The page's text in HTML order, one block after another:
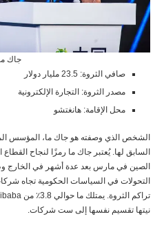
جاك
صافي الثروة: 23.5 مليار دولار
مصدر الثروة: التجارة الإلكترونية
محل الإقامة: هانغتشو
السابق لها. يُعتبر جاك ما رمزًا لنجاح
الصين في مارس بعد عدة أشهر في الخارج
التحولات في السياسات الحكومية تجاه
نيتها تقسيم نفسها إلى ست شركات.